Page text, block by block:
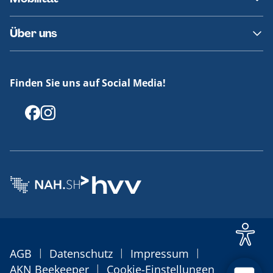
Fundsachen
Häufige Fragen
Barrierefreies Reisen
Erklärung Barrierefreiheit
Über uns
Offenlegungen
Finden Sie uns auf Social Media!
AGB | Datenschutz | Impressum |
AKN Beekeeper | Cookie-Einstellungen